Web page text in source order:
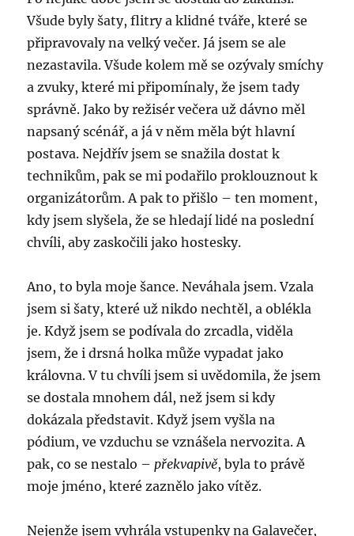
Všude byly šaty, flitry a klidné tváře, které se
připravovaly na velký večer. Já jsem se ale
nezastavila. Všude kolem mě se ozývaly smíchy
a zvuky, které mi připomínaly, že jsem tady
správně. Jako by režisér večera už dávno měl
napsaný scénář, a já v něm měla být hlavní
postava. Nejdřív jsem se snažila dostat k
technikům, pak se mi podařilo proklouznout k
organizátorům. A pak to přišlo – ten moment,
kdy jsem slyšela, že se hledají lidé na poslední
chvíli, aby zaskočili jako hostesky.
Ano, to byla moje šance. Neváhala jsem. Vzala
jsem si šaty, které už nikdo nechtěl, a oblékla
je. Když jsem se podívala do zrcadla, viděla
jsem, že i drsná holka může vypadat jako
královna. V tu chvíli jsem si uvědomila, že jsem
se dostala mnohem dál, než jsem si kdy
dokázala představit. Když jsem vyšla na
pódium, ve vzduchu se vznášela nervozita. A
pak, co se nestalo –překvapivě, byla to právě
moje jméno, které zaznělo jako vítěz.
Nejenže jsem vyhrála vstupenky na Galavečer,